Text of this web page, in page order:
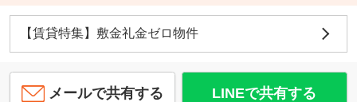
【賃貸特集】敷金礼金ゼロ物件
メールで共有する LINEで共有する